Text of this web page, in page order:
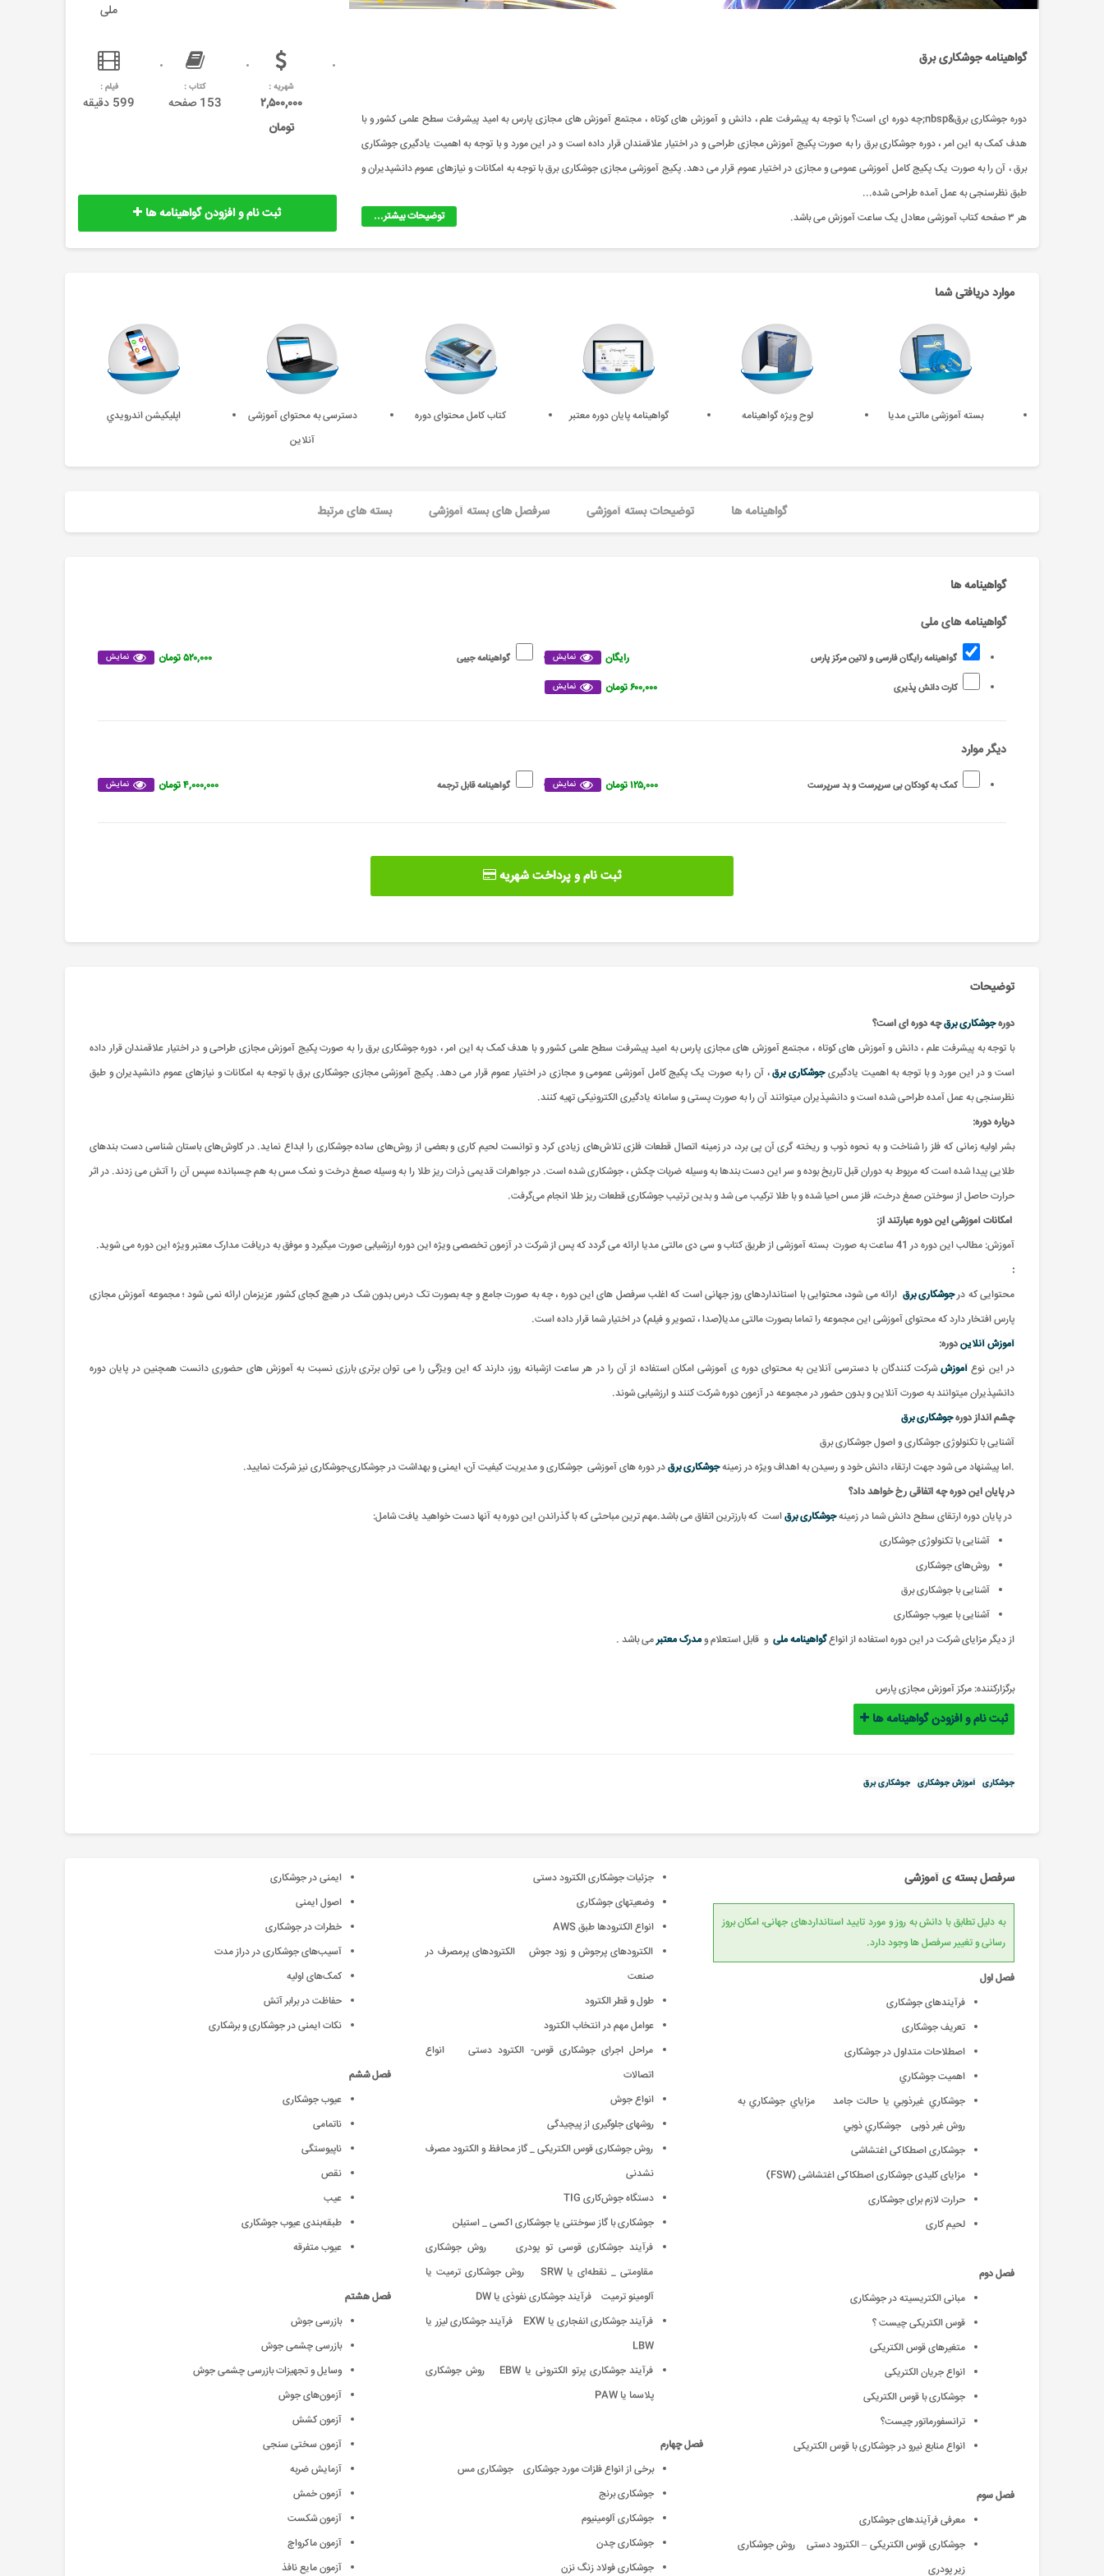
گواهینامه جوشکاری برق
دوره جوشکاری برق&nbsp;چه دوره ای است؟ با توجه به پیشرفت علم ، دانش و آموزش های کوتاه ، مجتمع آموزش های مجازی پارس به امید پیشرفت سطح علمی کشور و با
هدف کمک به این امر ، دوره جوشکاری برق را به صورت پکیج آموزش مجازی طراحی و در اختیار علاقمندان قرار داده است و در این مورد و با توجه به اهمیت یادگیری جوشکاری
برق ، آن را به صورت یک پکیج کامل آموزشی عمومی و مجازی در اختیار عموم قرار می دهد. پکیج آموزشی مجازی جوشکاری برق با توجه به امکانات و نیازهای عموم دانشپدیران و
طبق نظرسنجی به عمل آمده طراحی شده...
توضیحات بیشتر...
هر ۳ صفحه کتاب آموزشی معادل یک ساعت آموزش می باشد.
ملی
شهریه :
۲,۵۰۰,۰۰۰
تومان
کتاب :
153 صفحه
فیلم :
599 دقیقه
ثبت نام و افزودن گواهینامه ها
موارد دریافتی شما
بسته آموزشی مالتی مدیا لوح ویژه گواهینامه گواهینامه پایان دوره معتبر کتاب کامل محتوای دوره
دسترسی به محتوای آموزشی
آنلاین
اپليکيشن اندرويدي
گواهینامه ها توضیحات بسته آموزشی سرفصل های بسته آموزشی بسته های مرتبط
گواهینامه ها
گواهینامه های ملی
گواهینامه رایگان فارسی و لاتین مرکز پارس نمایش رایگان
کارت دانش پذیری نمایش ۶۰۰,۰۰۰ تومان
گواهینامه جیبی نمایش ۵۲۰,۰۰۰ تومان
دیگر موارد
کمک به کودکان بی سرپرست و بد سرپرست نمایش ۱۲۵,۰۰۰ تومان گواهینامه قابل ترجمه نمایش ۴,۰۰۰,۰۰۰ تومان
ثبت نام و پرداخت شهریه
توضیحات
دورهجوشکاری برقچه دوره ای است؟
با توجه به پیشرفت علم ، دانش و آموزش های کوتاه ، مجتمع آموزش های مجازی پارس به امید پیشرفت سطح علمی کشور و با هدف کمک به این امر ، دوره جوشکاری برق را به صورت پکیج آموزش مجازی طراحی و در اختیار علاقمندان قرار داده
است و در این مورد و با توجه به اهمیت یادگیریجوشکاری برق، آن را به صورت یک پکیج کامل آموزشی عمومی و مجازی در اختیار عموم قرار می دهد. پکیج آموزشی مجازی جوشکاری برق با توجه به امکانات و نیازهای عموم دانشپدیران و طبق
نظرسنجی به عمل آمده طراحی شده است و دانشپذیران میتوانند آن را به صورت پستی و سامانه یادگیری الکترونیکی تهیه کنند.
درباره دوره:
بشر اولیه زمانی که فلز را شناخت و به نحوه ذوب و ریخته گری آن پی برد، در زمینه اتصال قطعات فلزی تلاش‌های زیادی کرد و توانست لحیم کاری و بعضی از روش‌های ساده جوشکاری را ابداع نماید. در کاوش‌های باستان شناسی دست بندهای
طلایی پیدا شده است که مربوط به دوران قبل تاریخ بوده و سر این دست بندها به وسیله ضربات چکش ، جوشکاری شده است. در جواهرات قدیمی ذرات ریز طلا را به وسیله صمغ درخت و نمک مس به هم چسبانده سپس آن را آتش می زدند. در اثر
حرارت حاصل از سوختن صمغ درخت، فلز مس احیا شده و با طلا ترکیب می شد و بدین ترتیب جوشکاری قطعات ریز طلا انجام می‌گرفت.
امکانات آموزشی این دوره عبارتند از:
آموزش: مطالب این دوره در 41 ساعت به صورت بسته آموزشی از طریق کتاب و سی دی مالتی مدیا ارائه می گردد که پس از شرکت در آزمون تخصصی ویژه این دوره ارزشیابی صورت میگیرد و موفق به دریافت مدارک معتبر ویژه این دوره می شوید.
:
محتوایی که درجوشکاری برق ارائه می شود، محتوایی با استانداردهای روز جهانی است که اغلب سرفصل های این دوره ، چه به صورت جامع و چه بصورت تک درس بدون شک در هیچ کجای کشور عزیزمان ارائه نمی شود ؛ مجموعه آموزش مجازی
پارس افتخار دارد که محتوای آموزشی این مجموعه را تماما بصورت مالتی مدیا(صدا ، تصویر و فیلم) در اختیار شما قرار داده است.
آموزش آنلایندوره:
در این نوع آموزششرکت کنندگان با دسترسی آنلاین به محتوای دوره ی آموزشی امکان استفاده از آن را در هر ساعت ازشبانه روز، دارند که این ویژگی را می توان برتری بارزی نسبت به آموزش های حضوری دانست همچنین در پایان دوره
دانشپذیران میتوانند به صورت آنلاین و بدون حضور در مجموعه در آزمون دوره شرکت کنند و ارزشیابی شوند.
چشم انداز دورهجوشکاری برق
آشنایی با تکنولوژی جوشکاری و اصول جوشکاری برق
.اما پیشنهاد می شود جهت ارتقاء دانش خود و رسیدن به اهداف ویژه در زمینهجوشکاری برقدر دوره های آموزشی جوشکاری و مدیریت کیفیت آن، ایمنی و بهداشت در جوشکاری،جوشکاری نیز شرکت نمایید.
در پایان این دوره چه اتفاقی رخ خواهد داد؟
در پایان دوره ارتقای سطح دانش شما در زمینهجوشکاری برقاست که بارزترین اتفاق می باشد.مهم ترین مباحثی که با گذراندن این دوره به آنها دست خواهید یافت شامل:
آشنایی با تکنولوژی جوشکاری
روش‌های جوشکاری
آشنایی با جوشکاری برق
آشنایی با عیوب جوشکاری
از دیگر مزایای شرکت در این دوره استفاده از انواعگواهینامه ملی و قابل استعلام ومدرک معتبرمی باشد .
برگزارکننده: مرکز آموزش مجازی پارس
ثبت نام و افزودن گواهینامه ها
جوشکاری آموزش جوشکاری جوشکاری برق
سرفصل بسته ی آموزشی
به دلیل تطابق با دانش به روز و مورد تایید استانداردهای جهانی، امکان بروز
رسانی و تغییر سرفصل ها وجود دارد.
فصل اول
فرآیندهای جوشکاری
تعریف جوشکاری
اصطلاحات متداول در جوشکاری
اهميت جوشكاري
جوشكاري غيرذوبي یا حالت جامد مزاياي جوشكاري به
روش غیر ذوبی جوشكاري ذوبي
جوشکاری اصطکاکی اغتشاشی
مزایای کلیدی جوشکاری اصطکاکی اغتشاشی (FSW)
حرارت لازم برای جوشکاری
لحیم کاری
فصل دوم
مبانی الکتریسیته در جوشکاری
قوس الکتریکی چیست ؟
متغیر‌‌های قوس الکتریکی
انواع جریان الکتریکی
جوشکاری با قوس الکتریکی
ترانسفورماتور چیست؟
انواع منابع نیرو در جوشکاری با قوس الکتریکی
فصل سوم
معرفی فرآیند‌‌های جوشکاری
جوشکاری قوس الکتریکی – الکترود دستی روش جوشکاری
زیر پودری
جزئیات جوشکاری الکترود دستی
وضعیتهای جوشکاری
انواع الکترودها طبق AWS
الکترودهای پرجوش و زود جوش الکترودهای پرمصرف در
صنعت
طول و قطر الکترود
عوامل مهم در انتخاب الکترود
مراحل اجرای جوشکاری قوس- الکترود دستی انواع
اتصالات
انواع جوش
روشهای جلوگیری از پیچیدگی
روش جوشکاری قوس الکتریکی _ گاز محافظ و الکترود مصرف
نشدنی
دستگاه جوش‌کاری TIG
جوشکاری با گاز سوختنی یا جوشکاری اکسی _ استیلن
فرآیند جوشکاری قوسی تو پودری روش جوشکاری
مقاومتی _ نقطه‌ای یا SRW روش جوشکاری ترمیت یا
آلومینو ترمیت فرآیند جوشکاری نفوذی یا DW
فرآیند جوشکاری انفجاری یا EXW فرآیند جوشکاری لیزر یا
LBW
فرآیند جوشکاری پرتو الکترونی یا EBW روش جوشکاری
پلاسما یا PAW
فصل چهارم
برخی از انواع فلزات مورد جوشکاری جوشکاری مس
جوشکاری برنج
جوشکاری آلومینیوم
جوشکاری چدن
جوشکاری فولاد زنگ نزن
ایمنی در جوشکاری
اصول ایمنی
خطرات در جوشکاری
آسیب‌‌های جوشکاری در دراز مدت
کمک‌‌های اولیه
حفاظت در برابر آتش
نکات ایمنی در جوشکاری و برشکاری
فصل ششم
عیوب جوشکاری
ناتمامی
ناپیوستگی
نقص
عیب
طبقه‌بندی عیوب جوشکاری
عیوب متفرقه
فصل هشتم
بازرسی جوش
بازرسی چشمی جوش
وسایل و تجهیزات بازرسی چشمی جوش
آزمون‌‌های جوش
آزمون کشش
آزمون سختی سنجی
آزمایش ضربه
آزمون خمش
آزمون شکست
آزمون ماکرواچ
آزمون مایع نافذ